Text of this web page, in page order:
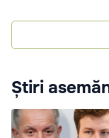
Știri